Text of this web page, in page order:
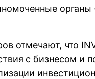
органы
отмечают, что
с бизнесом и